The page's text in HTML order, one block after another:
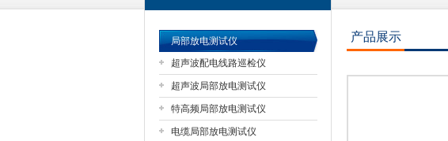
扬州国浩电气有限公司
局部放电测试仪
超声波配电线路巡检仪
超声波局部放电测试仪
特高频局部放电测试仪
电缆局部放电测试仪
产品展示